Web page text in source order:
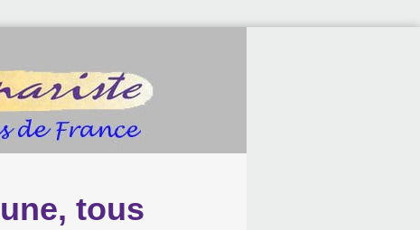
tous